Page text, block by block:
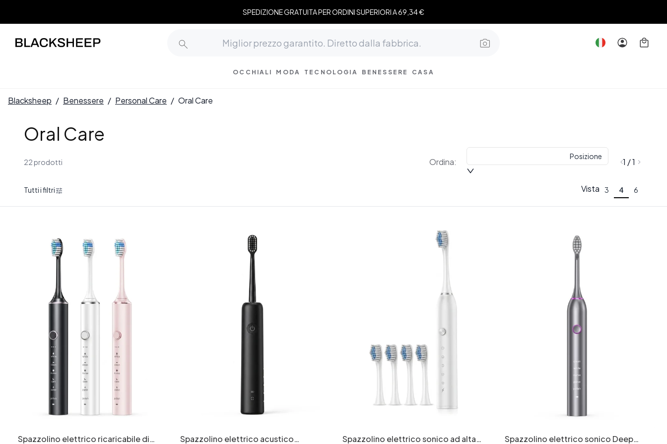
SPEDIZIONE GRATUITA PER ORDINI SUPERIORI A 69,34 €
OCCHIALI MODA TECNOLOGIA BENESSERE CASA
Blacksheep / Benessere / Personal Care / Oral Care
Oral Care
22 prodotti Ordina:
Posizione
1 / 1
Tutti i filtri Vista 3 4 6
Spazzolino elettrico ricaricabile di
Spazzolino elettrico acustico
Spazzolino elettrico sonico ad alta
Spazzolino elettrico sonico Deep